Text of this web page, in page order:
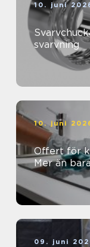
10. juni
Svarvchuckar hjärtat i effektiv
svarvning
10. juni
Offert för
Mer än
09. juni